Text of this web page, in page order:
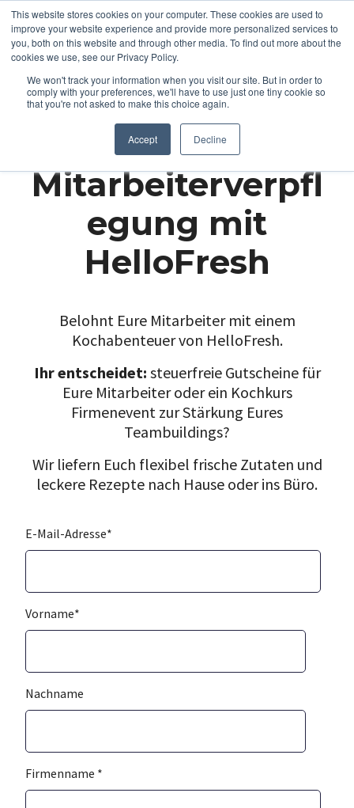
This website stores cookies on your computer. These cookies are used to
improve your website experience and provide more personalized services to
you, both on this website and through other media. To find out more about the
cookies we use, see our Privacy Policy.
We won't track your information when you visit our site. But in order to
comply with your preferences, we'll have to use just one tiny cookie so
that you're not asked to make this choice again.
Accept Decline
Mitarbeiterverpfl
egung mit
HelloFresh
Belohnt Eure Mitarbeiter mit einem
Kochabenteuer von HelloFresh.
Ihr entscheidet: steuerfreie Gutscheine für
Eure Mitarbeiter oder ein Kochkurs
Firmenevent zur Stärkung Eures
Teambuildings?
Wir liefern Euch flexibel frische Zutaten und
leckere Rezepte nach Hause oder ins Büro.
E-Mail-Adresse*
Vorname*
Nachname
Firmenname *